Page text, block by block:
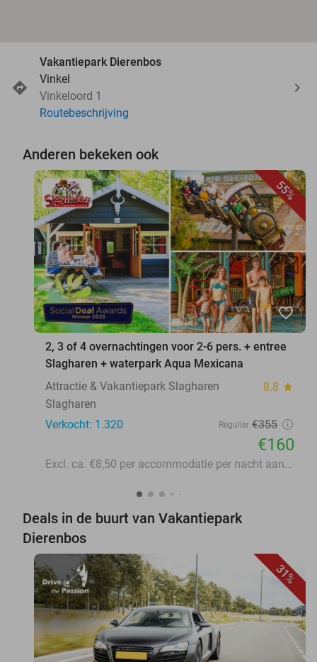
Vakantiepark Dierenbos
Vinkel
Vinkeloord 1
Routebeschrijving
Anderen bekeken ook
55%
favorite_border
2, 3 of 4 overnachtingen voor 2-6 pers. + entree
Slagharen + waterpark Aqua Mexicana
Attractie & Vakantiepark Slagharen
8.8 star
Slagharen
Verkocht: 1.320
Regulier €355
€160
Excl. ca. €8,50 per accommodatie per nacht aan lokale heffingen
Deals in de buurt van Vakantiepark
Dierenbos
31%